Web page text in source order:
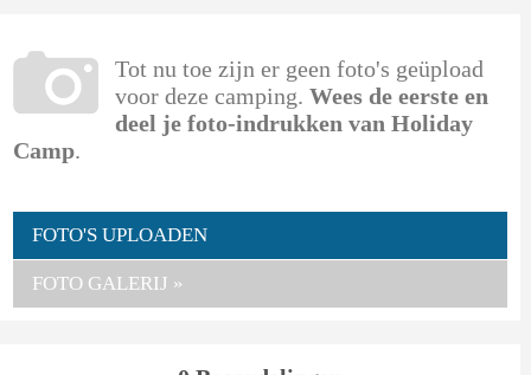
Tot nu toe zijn er geen foto's geüpload
voor deze camping. Wees de eerste en
deel je foto-indrukken van Holiday
Camp.
FOTO'S UPLOADEN
FOTO GALERIJ »